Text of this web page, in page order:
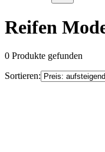
Reifen
0 Produkte gefunden
Sortieren: